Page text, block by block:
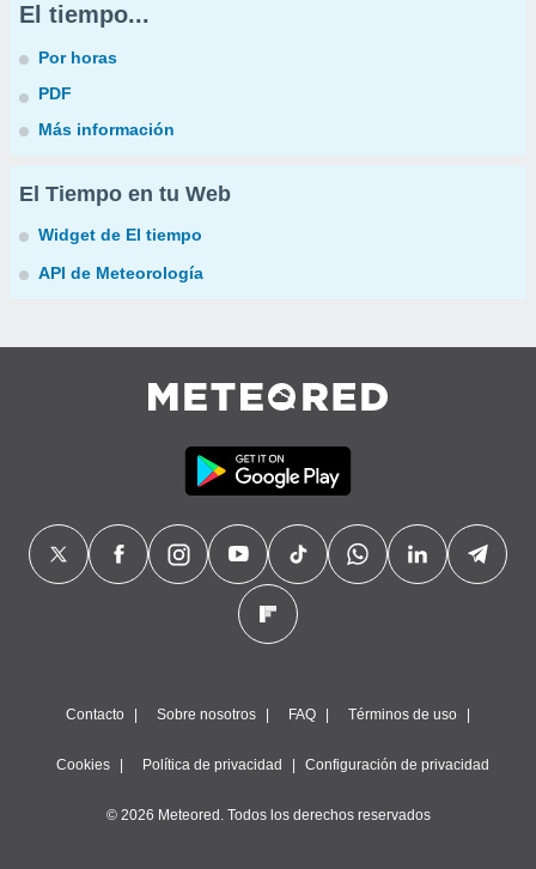
El tiempo...
Por horas
PDF
Más información
El Tiempo en tu Web
Widget de El tiempo
API de Meteorología
Contacto Sobre nosotros FAQ Términos de uso
Cookies Política de privacidad Configuración de privacidad
© 2026 Meteored. Todos los derechos reservados